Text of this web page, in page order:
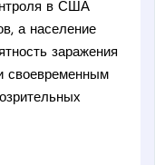
в США
а население
заражения
своевременным